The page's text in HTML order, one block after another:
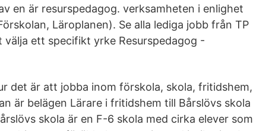
en är resurspedagog. verksamheten i enlighet
Läroplanen). Se alla lediga jobb från TP
välja ett specifikt yrke Resurspedagog -
det är att jobba inom förskola, skola, fritidshem,
är belägen Lärare i fritidshem till Bårslövs skola
skola är en F-6 skola med cirka elever som